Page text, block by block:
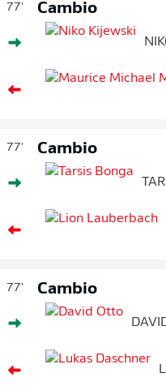
77' Cambio
77' Cambio
77' Cambio